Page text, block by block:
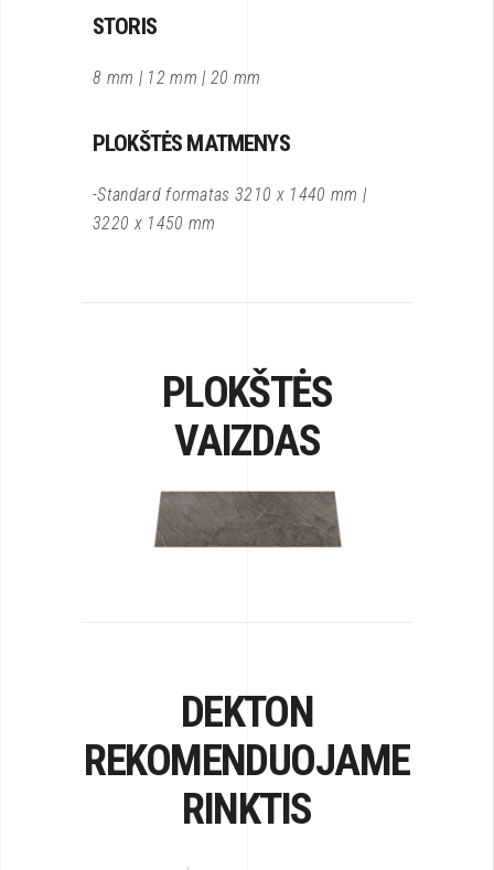
STORIS
8 mm | 12 mm | 20 mm
PLOKŠTĖS MATMENYS
-Standard formatas 3210 x 1440 mm |
3220 x 1450 mm
PLOKŠTĖS
VAIZDAS
DEKTON
REKOMENDUOJAME
RINKTIS